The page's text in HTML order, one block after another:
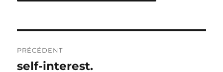
de
PRÉCÉDENT
Publication
self-interest.